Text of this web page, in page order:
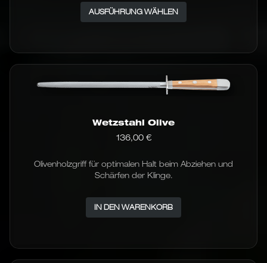
AUSFÜHRUNG WÄHLEN
Varianten
auf.
Optionen
Wetzstahl Olive
136,00 €
Olivenholzgriff für optimalen Halt beim Abziehen und
Schärfen der Klinge.
IN DEN WARENKORB